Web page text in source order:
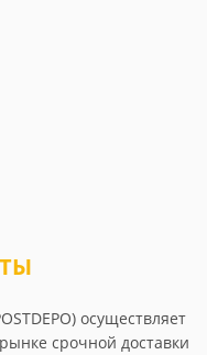
осуществляет
срочной доставки